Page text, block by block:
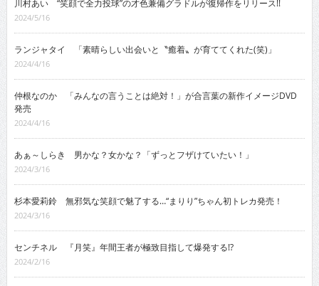
川村あい “笑顔で全力投球”の才色兼備グラドルが復帰作をリリース!!
2024/5/16
ランジャタイ 「素晴らしい出会いと〝癒着〟が育ててくれた(笑)」
2024/4/16
仲根なのか 「みんなの言うことは絶対！」が合言葉の新作イメージDVD
発売
2024/4/16
あぁ～しらき 男かな？女かな？「ずっとフザけていたい！」
2024/3/16
杉本愛莉鈴 無邪気な笑顔で魅了する…“まりり”ちゃん初トレカ発売！
2024/3/16
センチネル 『月笑』年間王者が極致目指して爆発する!?
2024/2/16